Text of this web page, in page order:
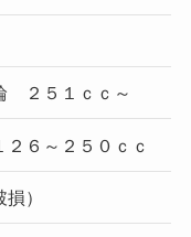
２５１ｃｃ～
６～２５０ｃｃ
）